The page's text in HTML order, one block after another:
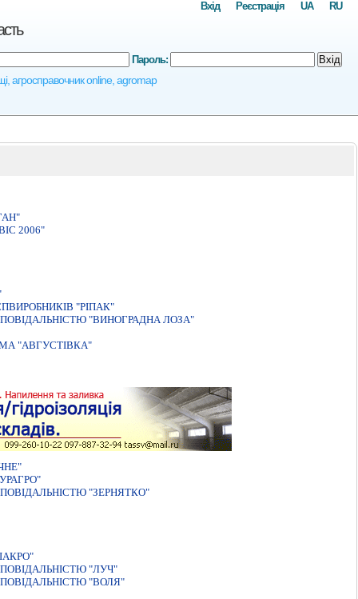
агросправочник online, agromap
RU
UA
Реєстрація
Вхід
Пароль: Вхід
2006"
"РIПАК"
"ВИНОГРАДНА ЛОЗА"
"АВГУСТIВКА"
"ЗЕРНЯТКО"
"ЛУЧ"
"ВОЛЯ"